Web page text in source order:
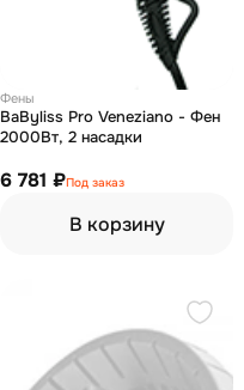
Фены
BaByliss Pro Veneziano - Фен
2000Вт, 2 насадки
6 781 ₽Под заказ
В корзину